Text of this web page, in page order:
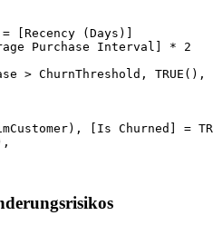
= [Recency (Days)]
Purchase Interval] * 2
> ChurnThreshold, TRUE(),
[Is Churned] =